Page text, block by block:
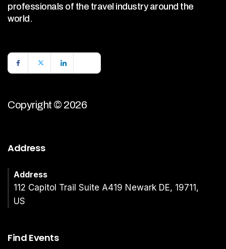
professionals of the travel industry around the
world.
Copyright © 2026
Address
Address
112 Capitol Trail Suite A419 Newark DE, 19711,
US
Find Events